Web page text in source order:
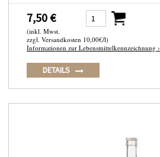
7,50 €
(inkl. Mwst.
zzgl. Versandkosten 10,00€/l)
Informationen zur Lebensmittelkennzeichnung ›
DETAILS